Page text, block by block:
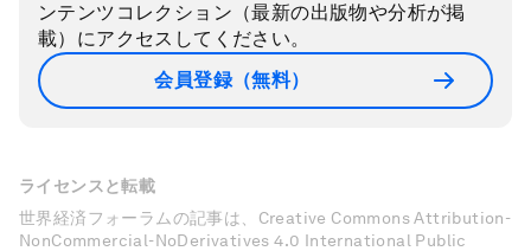
ンテンツコレクション（最新の出版物や分析が掲
載）にアクセスしてください。
会員登録（無料）
ライセンスと転載
世界経済フォーラムの記事は、Creative Commons Attribution-
NonCommercial-NoDerivatives 4.0 International Public